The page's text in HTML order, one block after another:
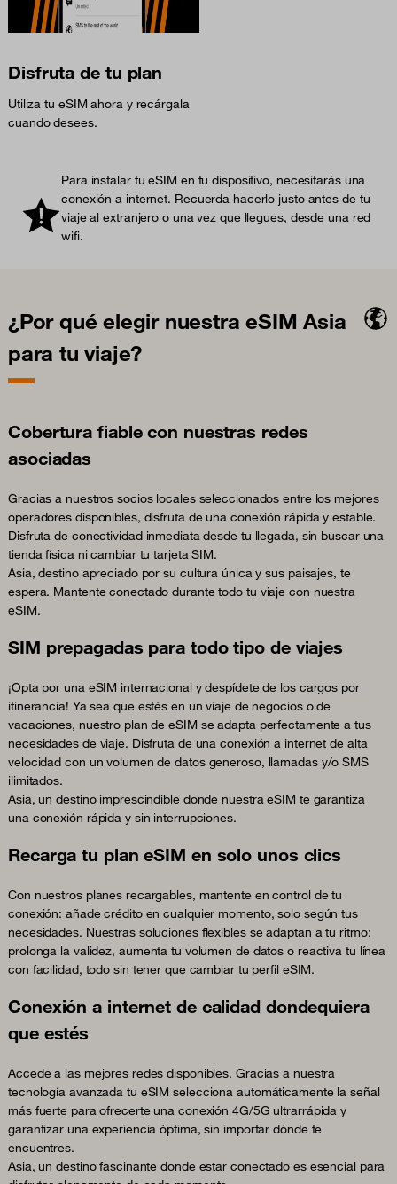
Disfruta de tu plan
Utiliza tu eSIM ahora y recárgala
cuando desees.
Para instalar tu eSIM en tu dispositivo, necesitarás una
conexión a internet. Recuerda hacerlo justo antes de tu
viaje al extranjero o una vez que llegues, desde una red
wifi.
¿Por qué elegir nuestra eSIM Asia
para tu viaje?
Cobertura fiable con nuestras redes
asociadas
Gracias a nuestros socios locales seleccionados entre los mejores
operadores disponibles, disfruta de una conexión rápida y estable.
Disfruta de conectividad inmediata desde tu llegada, sin buscar una
tienda física ni cambiar tu tarjeta SIM.
Asia, destino apreciado por su cultura única y sus paisajes, te
espera. Mantente conectado durante todo tu viaje con nuestra
eSIM.
SIM prepagadas para todo tipo de viajes
¡Opta por una eSIM internacional y despídete de los cargos por
itinerancia! Ya sea que estés en un viaje de negocios o de
vacaciones, nuestro plan de eSIM se adapta perfectamente a tus
necesidades de viaje. Disfruta de una conexión a internet de alta
velocidad con un volumen de datos generoso, llamadas y/o SMS
ilimitados.
Asia, un destino imprescindible donde nuestra eSIM te garantiza
una conexión rápida y sin interrupciones.
Recarga tu plan eSIM en solo unos clics
Con nuestros planes recargables, mantente en control de tu
conexión: añade crédito en cualquier momento, solo según tus
necesidades. Nuestras soluciones flexibles se adaptan a tu ritmo:
prolonga la validez, aumenta tu volumen de datos o reactiva tu línea
con facilidad, todo sin tener que cambiar tu perfil eSIM.
Conexión a internet de calidad dondequiera
que estés
Accede a las mejores redes disponibles. Gracias a nuestra
tecnología avanzada tu eSIM selecciona automáticamente la señal
más fuerte para ofrecerte una conexión 4G/5G ultrarrápida y
garantizar una experiencia óptima, sin importar dónde te
encuentres.
Asia, un destino fascinante donde estar conectado es esencial para